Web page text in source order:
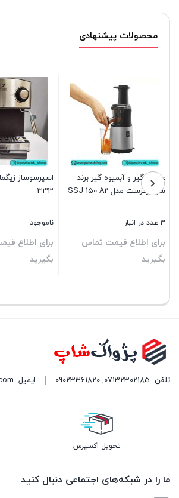
محصولات پیشنهادی
عصاره گیر و آبمیوه گیر برند
سیلورکرست مدل SSJ 150 A2
3 عدد در انبار
برای اطلاع قیمت تماس
بگیرید
333
ناموجود
برای اطلاع
بگیرید
تلفن 07132302185
,
09023361820 ایمیل
تحویل اکسپرس
ما را در شبکه‌های اجتماعی دنبال کنید